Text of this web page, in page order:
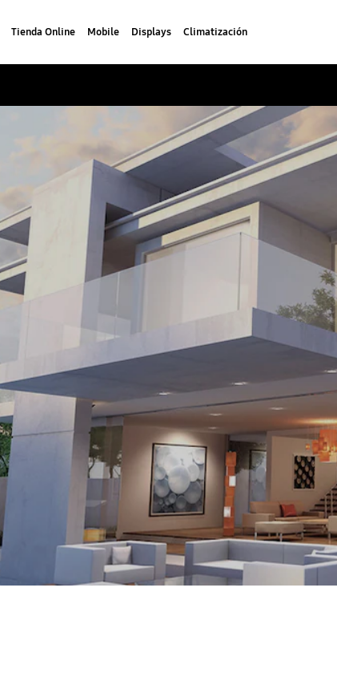
Tienda Online Mobile Displays Climatización